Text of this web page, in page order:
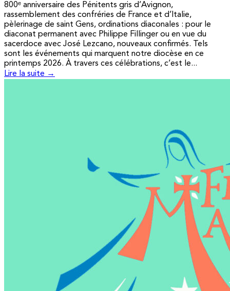
800ᵉ anniversaire des Pénitents gris d’Avignon,
rassemblement des confréries de France et d’Italie,
pèlerinage de saint Gens, ordinations diaconales : pour le
diaconat permanent avec Philippe Fillinger ou en vue du
sacerdoce avec José Lezcano, nouveaux confirmés. Tels
sont les événements qui marquent notre diocèse en ce
printemps 2026. À travers ces célébrations, c’est le...
Lire la suite →